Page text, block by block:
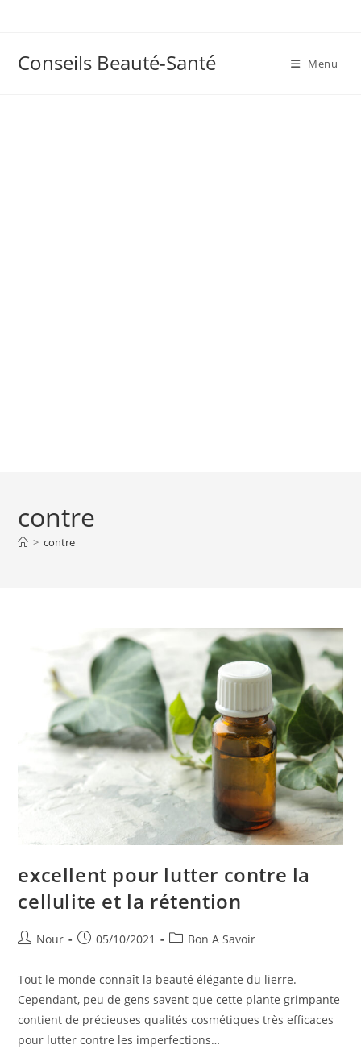
Conseils Beauté-Santé Menu
contre
> contre
excellent pour lutter contre la
cellulite et la rétention
Auteur/autrice
la
publication :
Nour
Publication
05/10/2021
PostBon A Savoir
Tout le monde connaît la beauté élégante du lierre.
Cependant, peu de gens savent que cette plante grimpante
contient de précieuses qualités cosmétiques très efficaces
pour lutter contre les imperfections…